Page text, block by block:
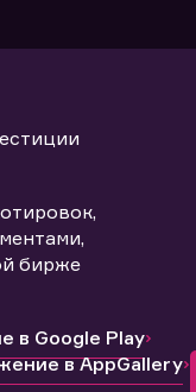
бирже
в Google Play
в AppGallery